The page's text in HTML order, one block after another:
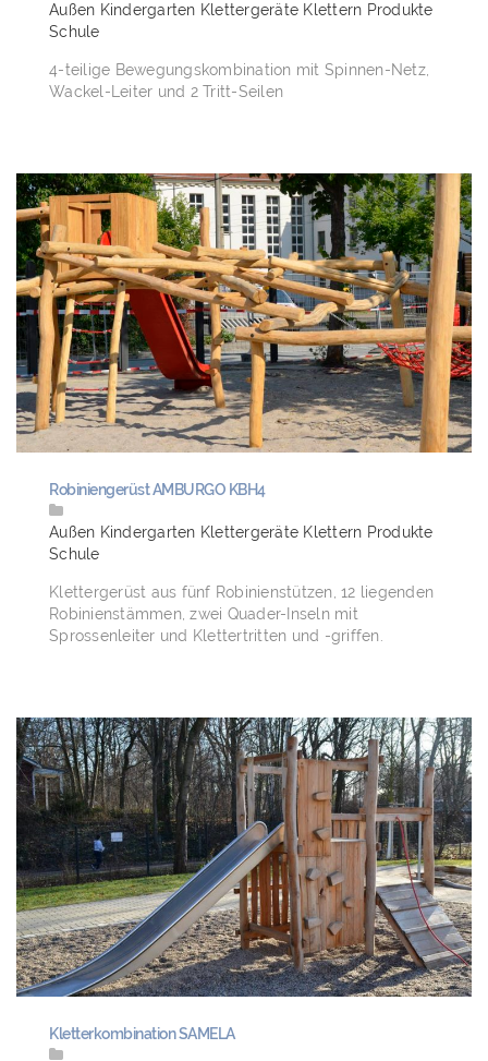
Außen Kindergarten Klettergeräte Klettern Produkte
Schule
4-teilige Bewegungskombination mit Spinnen-Netz,
Wackel-Leiter und 2 Tritt-Seilen
Robiniengerüst AMBURGO KBH4
Außen Kindergarten Klettergeräte Klettern Produkte
Schule
Klettergerüst aus fünf Robinienstützen, 12 liegenden
Robinienstämmen, zwei Quader-Inseln mit
Sprossenleiter und Klettertritten und -griffen.
Kletterkombination SAMELA